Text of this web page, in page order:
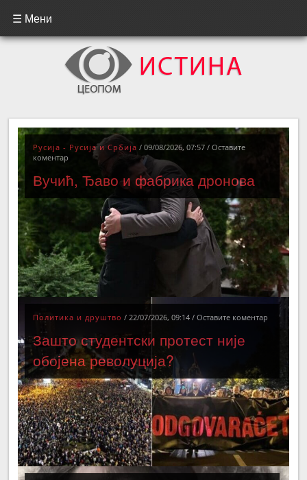
☰ Мени
Русија - Русија и Србија / 09/08/2026, 07:57 / Оставите
коментар
Вучић, Ђаво и фабрика дронова
Политика и друштво / 22/07/2026, 09:14 / Оставите коментар
Зашто студентски протест није
обојена револуција?